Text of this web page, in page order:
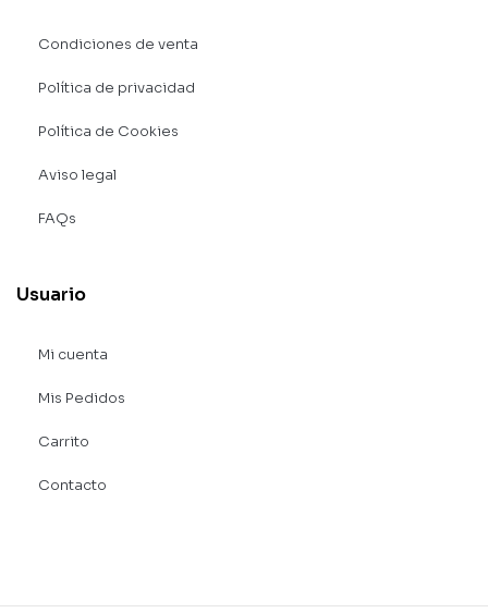
Condiciones de venta
Política de privacidad
Política de Cookies
Aviso legal
FAQs
Usuario
Mi cuenta
Mis Pedidos
Carrito
Contacto